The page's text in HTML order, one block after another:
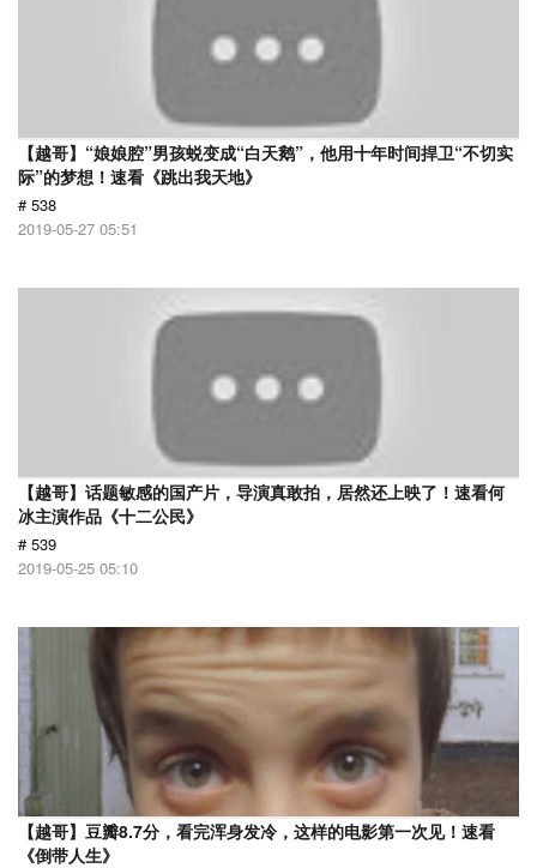
【越哥】“娘娘腔”男孩蜕变成“白天鹅”，他用十年时间捍卫“不切实
际”的梦想！速看《跳出我天地》
# 538
2019-05-27 05:51
【越哥】话题敏感的国产片，导演真敢拍，居然还上映了！速看何
冰主演作品《十二公民》
# 539
2019-05-25 05:10
【越哥】豆瓣8.7分，看完浑身发冷，这样的电影第一次见！速看
《倒带人生》